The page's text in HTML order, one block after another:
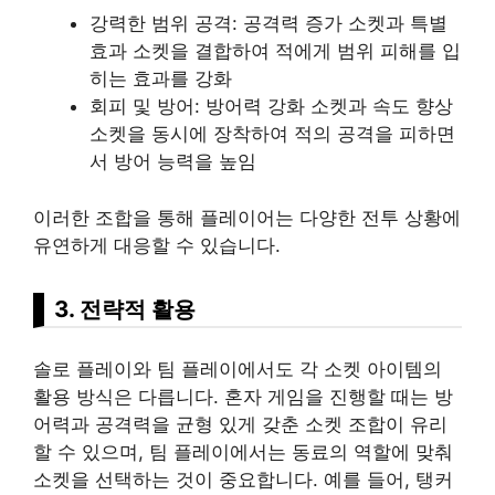
강력한 범위 공격: 공격력 증가 소켓과 특별
효과 소켓을 결합하여 적에게 범위 피해를 입
히는 효과를 강화
회피 및 방어: 방어력 강화 소켓과 속도 향상
소켓을 동시에 장착하여 적의 공격을 피하면
서 방어 능력을 높임
이러한 조합을 통해 플레이어는 다양한 전투 상황에
유연하게 대응할 수 있습니다.
3. 전략적 활용
솔로 플레이와 팀 플레이에서도 각 소켓 아이템의
활용 방식은 다릅니다. 혼자 게임을 진행할 때는 방
어력과 공격력을 균형 있게 갖춘 소켓 조합이 유리
할 수 있으며, 팀 플레이에서는 동료의 역할에 맞춰
소켓을 선택하는 것이 중요합니다. 예를 들어, 탱커